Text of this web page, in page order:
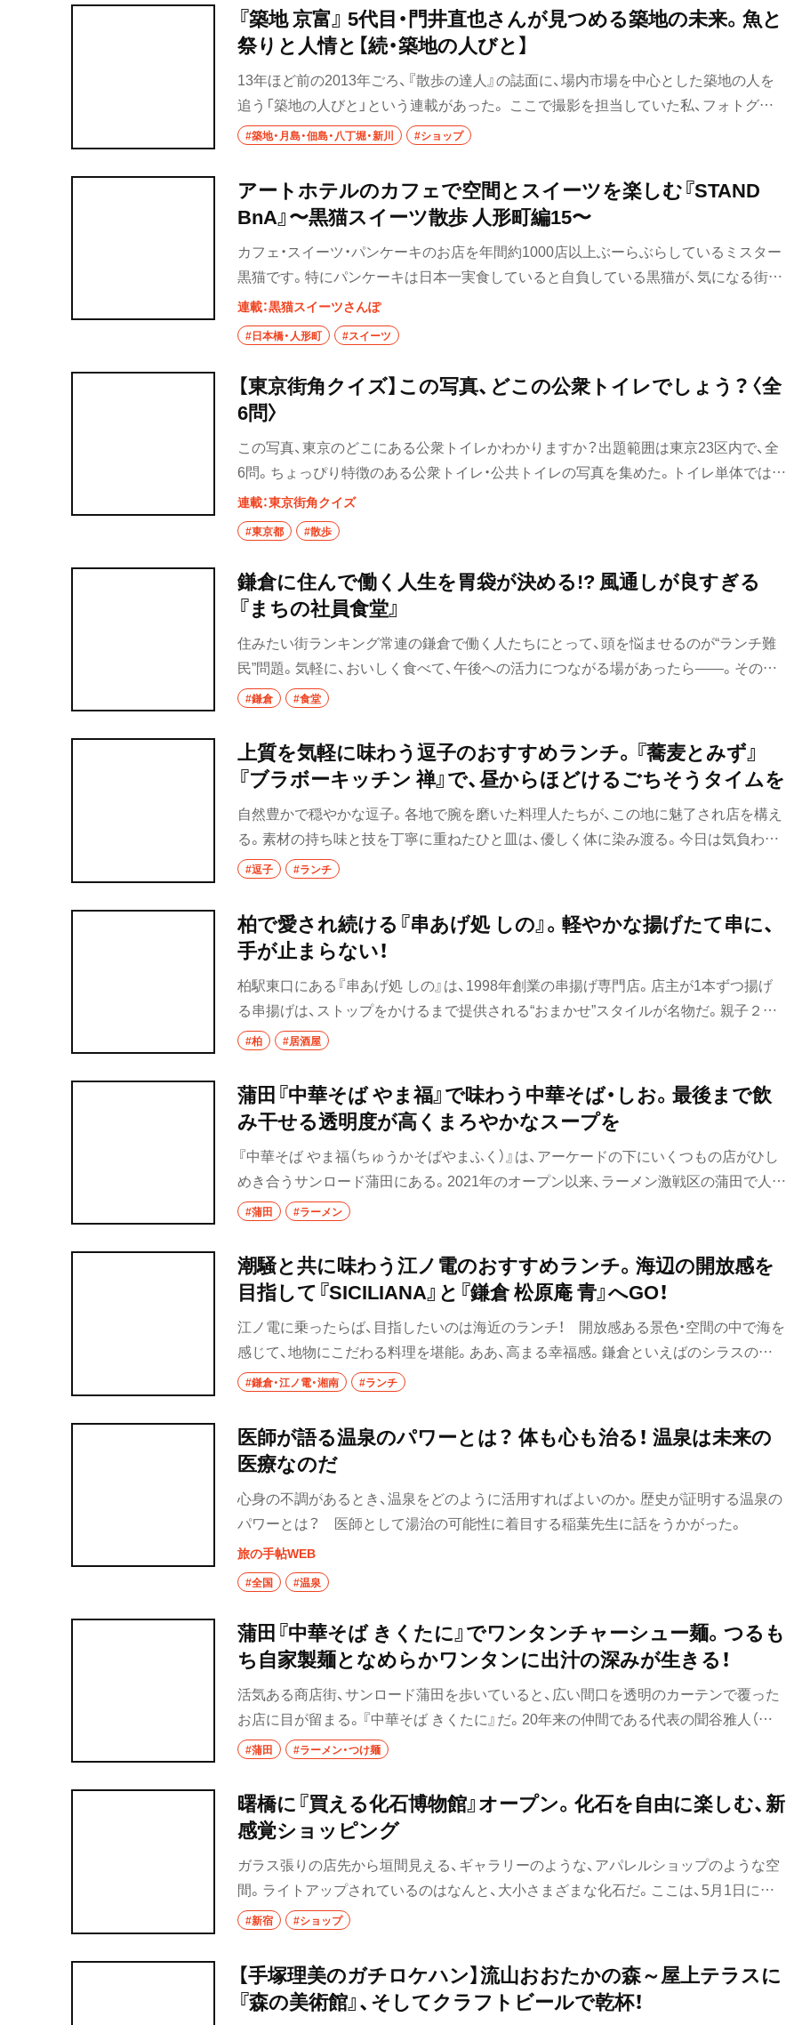
浦和
大宮
所沢・狭山・入間・飯能
所沢
入間
狭山
川越・朝霞・ふじみ野・
志木
川越
秩父
上尾・久喜・熊谷
千葉県
野田
千葉
船橋
津田沼
習志野
市川・本八幡
市川
本八幡
柏・松戸・流山
流山
我孫子
柏
松戸
成田・佐倉・佐原・富里
東京都
千川
椎名町
東長崎
要町
保谷・東久留米・清瀬・
秋津
経堂・千歳船橋・祖師ヶ
谷大蔵・成城学園前
経堂
祖師ヶ谷大蔵
成城学園前
東京駅・丸の内・八重洲
八重洲
銀座
有楽町・新橋・日比谷・
汐留
有楽町
居酒屋
バー
日本酒
立ち飲み
せんべろ
ビール
ホッピー
和食・郷土料理
寿司
焼き鳥
天ぷら
食堂
洋食・西洋料理
洋食
オムライス
ハンバーグ
ピザ
スペイン料理
レストラン
アジア・エスニック
台湾料理
焼肉
そば・うどん
うどん
サンドイッチ
トースト
『築地 京富』 5代目・門井直也さんが見つめる築地の未来。魚と
祭りと人情と【続・築地の人びと】
13年ほど前の2013年ごろ、『散歩の達人』の誌面に、場内市場を中心とした築地の人を
追う「築地の人びと」という連載があった。 ここで撮影を担当していた私、フォトグラ
ファーyOUは、その後もご縁がつながり築地を撮り続け、2024年には築地の築100年の
ぎわう築地場外市場だが、 今もそこに暮らし、働く人々はどのように毎日を過ごしてい
るのか……。時を経ての続編として連載を担わせていただく運びになった。今回は『築
地 京富』の5代目・門井直也さんのもとを訪ねた。
#築地・月島・佃島・八丁堀・新川 #ショップ
アートホテルのカフェで空間とスイーツを楽しむ『STAND
BnA』〜黒猫スイーツ散歩 人形町編15〜
カフェ・スイーツ・パンケーキのお店を年間約1000店以上ぶーらぶらしているミスター
黒猫です。特にパンケーキは日本一実食していると自負している黒猫が、気になる街や
好きな街を散歩しておすすめのお店を紹介していきます。今回は、そんな黒猫スイーツ
散歩の人形町編第15弾です。
連載：黒猫スイーツさんぽ
#日本橋・人形町 #スイーツ
【東京街角クイズ】この写真、どこの公衆トイレでしょう？〈全
6問〉
この写真、東京のどこにある公衆トイレかわかりますか？出題範囲は東京23区内で、全
6問。ちょっぴり特徴のある公衆トイレ・公共トイレの写真を集めた。トイレ単体ではわ
からなくても、場所が推測できるヒントが映り込んでいる写真も多いので、めげずに考
えてみてほしい。【ご注意！】各出題画像の下にヒント、さらに矢印のすぐ後に解答・解説
を記載している。勢い余って答えが見えちゃうことのないよう、ゆっくりとスクロール
しながら挑戦されたし。それでは、チャレンジスタート！
連載：東京街角クイズ
#東京都 #散歩
鎌倉に住んで働く人生を胃袋が決める!? 風通しが良すぎる
『まちの社員食堂』
住みたい街ランキング常連の鎌倉で働く人たちにとって、頭を悩ませるのが“ランチ難
民”問題。気軽に、おいしく食べて、午後への活力につながる場があったら——。その願
いをかたちにした『まちの社員食堂』は、いまや福利厚生の枠を軽やかに超え、人と人と
#鎌倉 #食堂
上質を気軽に味わう逗子のおすすめランチ。『蕎麦とみず』
『ブラボーキッチン 禅』で、昼からほどけるごちそうタイムを
自然豊かで穏やかな逗子。各地で腕を磨いた料理人たちが、この地に魅了され店を構え
る。素材の持ち味と技を丁寧に重ねたひと皿は、優しく体に染み渡る。今日は気負わず
ランチタイムを楽しもう。
#逗子 #ランチ
柏で愛され続ける『串あげ処 しの』。軽やかな揚げたて串に、
手が止まらない！
柏駅東口にある『串あげ処 しの』は、1998年創業の串揚げ専門店。店主が1本ずつ揚げ
る串揚げは、ストップをかけるまで提供される“おまかせ”スタイルが名物だ。親子２代
で通う常連も多く、春はタケノコ、夏はハモなど旬の素材を使った串が楽しめる。日本
#柏 #居酒屋
蒲田『中華そば やま福』で味わう中華そば・しお。最後まで飲
み干せる透明度が高くまろやかなスープを
『中華そば やま福（ちゅうかそばやまふく）』は、アーケードの下にいくつもの店がひし
めき合うサンロード蒲田にある。2021年のオープン以来、ラーメン激戦区の蒲田で人気
店となった。鶏と貝でとった透き通ったスープの中華そばと、濃厚な鶏白湯を使った濃
は系列店の洋風バルでまかないとして出されたものだった。
#蒲田 #ラーメン
潮騒と共に味わう江ノ電のおすすめランチ。海辺の開放感を
目指して『SICILIANA』と『鎌倉 松原庵 青』へGO！
江ノ電に乗ったらば、目指したいのは海近のランチ！ 開放感ある景色・空間の中で海を
感じて、地物にこだわる料理を堪能。ああ、高まる幸福感。鎌倉といえばのシラスの絶
品メニューにだってありつけます！
#鎌倉・江ノ電・湘南 #ランチ
医師が語る温泉のパワーとは？ 体も心も治る！ 温泉は未来の
医療なのだ
心身の不調があるとき、温泉をどのように活用すればよいのか。歴史が証明する温泉の
パワーとは？ 医師として湯治の可能性に着目する稲葉先生に話をうかがった。
旅の手帖WEB
#全国 #温泉
蒲田『中華そば きくたに』でワンタンチャーシュー麺。つるも
ち自家製麺となめらかワンタンに出汁の深みが生きる！
活気ある商店街、サンロード蒲田を歩いていると、広い間口を透明のカーテンで覆った
お店に目が留まる。『中華そば きくたに』だ。20年来の仲間である代表の聞谷雅人（き
くたにまさと）さんと店主の田中基継（たなかもとつぐ）さんが、おいしいと言われる店
8月にオープンした。
#蒲田 #ラーメン・つけ麺
曙橋に『買える化石博物館』オープン。化石を自由に楽しむ、新
感覚ショッピング
ガラス張りの店先から垣間見える、ギャラリーのような、アパレルショップのような空
間。ライトアップされているのはなんと、大小さまざまな化石だ。ここは、5月1日にオ
ープンした『買える化石博物館』という名の化石ショップ。2024年に福岡で1店舗目が
#新宿 #ショップ
【手塚理美のガチロケハン】流山おおたかの森～屋上テラスに
『森の美術館』、そしてクラフトビールで乾杯！